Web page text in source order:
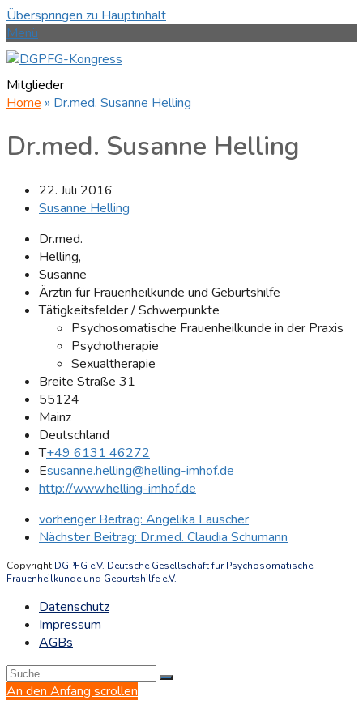
Überspringen zu Hauptinhalt
Menü
Mitglieder
Home » Dr.med. Susanne Helling
Dr.med. Susanne Helling
22. Juli 2016
Susanne Helling
Dr.med.
Helling,
Susanne
Ärztin für Frauenheilkunde und Geburtshilfe
Tätigkeitsfelder / Schwerpunkte
Psychosomatische Frauenheilkunde in der Praxis
Psychotherapie
Sexualtherapie
Breite Straße 31
55124
Mainz
Deutschland
T+49 6131 46272
Esusanne.helling@helling-imhof.de
http://www.helling-imhof.de
vorheriger Beitrag: Angelika Lauscher
Nächster Beitrag: Dr.med. Claudia Schumann
Copyright DGPFG e.V. Deutsche Gesellschaft für Psychosomatische
Frauenheilkunde und Geburtshilfe e.V.
Datenschutz
Impressum
AGBs
An den Anfang scrollen